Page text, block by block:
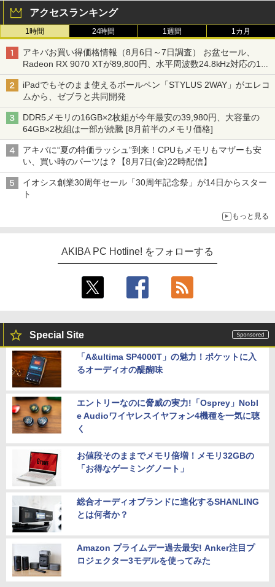
アクセスランキング
1時間 24時間 1週間 1カ月
アキバお買い得価格情報（8月6日～7日調査） お盆セール、
Radeon RX 9070 XTが89,800円、水平周波数24.8kHz対応の17
型モニターが9,801円、暑さ指数連動セール ほか
iPadでもそのまま使えるボールペン「STYLUS 2WAY」がエレコ
ムから、ゼブラと共同開発
DDR5メモリの16GB×2枚組が今年最安の39,980円、大容量の
64GB×2枚組は一部が続騰 [8月前半のメモリ価格]
アキバに“夏の特価ラッシュ”到来！CPUもメモリもマザーも安
い、買い時のパーツは？【8月7日(金)22時配信】
イオシス創業30周年セール「30周年記念祭」が14日からスター
ト
もっと見る
AKIBA PC Hotline! をフォローする
Special Site
「A&ultima SP4000T」の魅力！ポケットに入
るオーディオの醍醐味
エントリーなのに脅威の実力!「Osprey」Nobl
e Audioワイヤレスイヤフォン4機種を一気に聴
く
お値段そのままでメモリ倍増！メモリ32GBの
「お得なゲーミングノート」
総合オーディオブランドに進化するSHANLING
とは何者か？
Amazon プライムデー過去最安! Anker注目プ
ロジェクター3モデルを使ってみた